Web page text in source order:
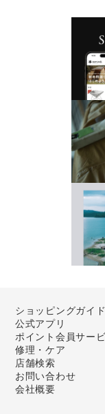
ショッピングガイド
公式アプリ
ポイント会員サー
修理・ケア
店舗検索
お問い合わせ
会社概要